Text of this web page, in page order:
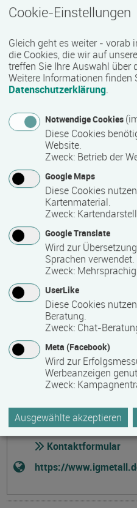
Gewerkschaft in Europa. Sie
insbesondere für die
Elektroindustrie, der Eisen-
und im Metallhandwerk
Bekleidungswirtschaft und
Kunststoffverarbeitung. Die
der betrieblichen
interessierte Beschäftigte ein
Seminarprogramm zur
persönlichen Weiterbildung
Ehrenamt an. Die
methodisch und didaktisch
und gemeinsame
Gestaltungsfähigkeiten.
Kontakt
IG Metall Vorstand
Gewerkschaftliche
Wilhelm-Leuschner-
60329 Frankfurt am
Deutschland
barrierefreier Zugang
069 6693 2388
069 6693 2467
Kontaktformular
https://
Cookie-Einstellungen
Gleich geht es weiter - vorab
die Cookies, die wir auf
treffen Sie Ihre Auswahl über
Weitere Informationen finden
Datenschutzerklärung.
Notwendige Cookies
Diese Cookies
Website.
Zweck: Betrieb der
Google Maps
Diese Cookies
Kartenmaterial.
Zweck:
Google Translate
Wird zur
Sprachen verwendet.
Zweck:
UserLike
Diese Cookies
Beratung.
Zweck: Chat-
Meta (Facebook)
Wird zur
Werbeanzeigen
Zweck:
Ausgewählte akzeptieren